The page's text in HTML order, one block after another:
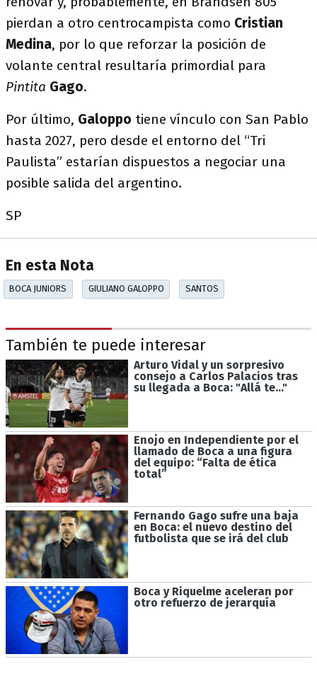
pierdan a otro centrocampista como Cristian
Medina, por lo que reforzar la posición de
volante central resultaría primordial para
Pintita Gago.
Por último, Galoppo tiene vínculo con San Pablo
hasta 2027, pero desde el entorno del “Tri
Paulista” estarían dispuestos a negociar una
posible salida del argentino.
SP
En esta Nota
BOCA JUNIORS GIULIANO GALOPPO SANTOS
También te puede interesar
Arturo Vidal y un sorpresivo
consejo a Carlos Palacios tras
su llegada a Boca: "Allá te..."
Enojo en Independiente por el
llamado de Boca a una figura
del equipo: “Falta de ética
total”
Fernando Gago sufre una baja
en Boca: el nuevo destino del
futbolista que se irá del club
Boca y Riquelme aceleran por
otro refuerzo de jerarquía